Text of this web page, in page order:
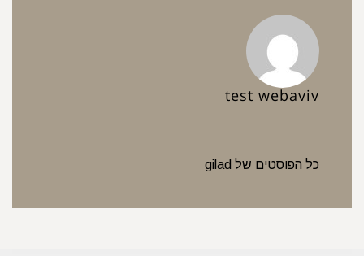
test webaviv
כל הפוסטים של gilad